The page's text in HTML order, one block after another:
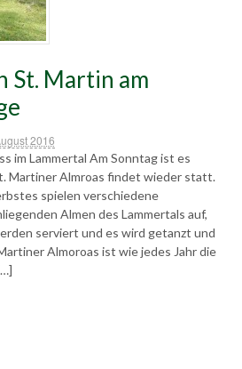
St. Martin am
2016
im Lammertal Am Sonntag ist es
Martiner Almroas findet wieder statt.
spielen verschiedene
Almen des Lammertals auf,
serviert und es wird getanzt und
Almoroas ist wie jedes Jahr die